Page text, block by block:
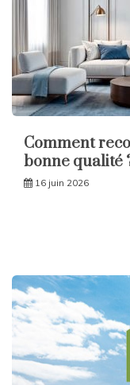
Comment
bonne qualité
16 juin 2026